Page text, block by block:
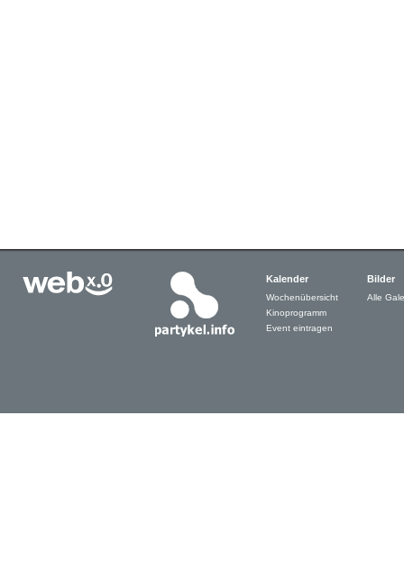
Kalender
Wochenübersicht
Kinoprogramm
Event eintragen
Bilder
Alle